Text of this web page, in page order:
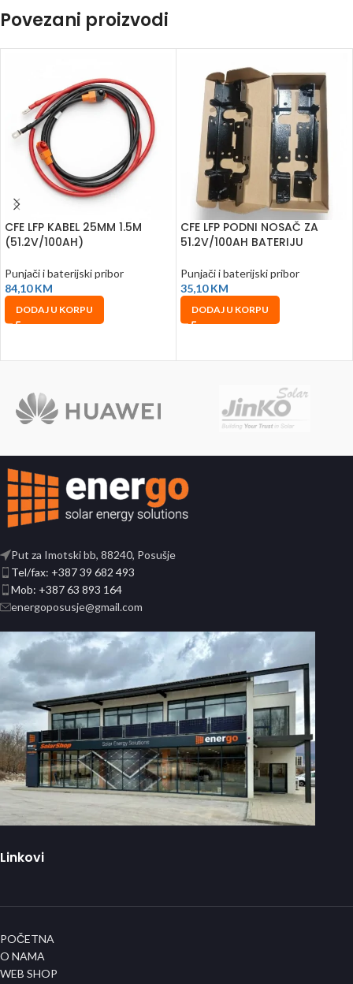
Povezani proizvodi
CFE LFP KABEL 25MM 1.5M
(51.2V/100AH)
Punjači i baterijski pribor
84,10KM
DODAJ U KORPU
CFE LFP PODNI NOSAČ ZA
51.2V/100AH BATERIJU
Punjači i baterijski pribor
35,10KM
DODAJ U KORPU
Put za Imotski bb, 88240, Posušje
Tel/fax: +387 39 682 493
Mob: +387 63 893 164
energoposusje@gmail.com
Linkovi
POČETNA
O NAMA
WEB SHOP